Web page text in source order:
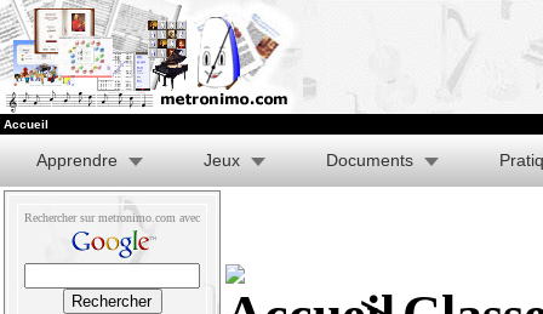
Accueil
Apprendre Jeux Documents
Rechercher sur metronimo.com avec